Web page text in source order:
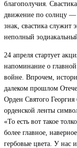
благополучия.
движение по солнцу —
знак, свастика служит
неполный
24 апреля стартует
напоминание о
войне. Впрочем,
далеком прошлом
Орден Святого
орденской ленты
«То есть вот такое
более главное,
гербовые цвета. У нас